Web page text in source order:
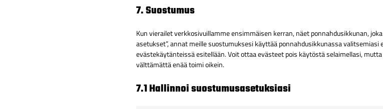
7. Suostumus
Kun vierailet verkkosivuillamme ensimmäisen kerran, näet ponnahdusikkunan,
asetukset”, annat meille suostumuksesi käyttää ponnahdusikkunassa
evästekäytänteissä esitellään. Voit ottaa evästeet pois käytöstä selaimellasi,
välttämättä enää toimi oikein.
7.1 Hallinnoi suostumusasetuksiasi